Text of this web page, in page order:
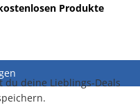
Produkte
du deine Lieblings-Deals